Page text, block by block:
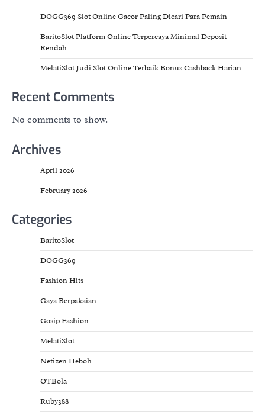
DOGG369 Slot Online Gacor Paling Dicari Para Pemain
BaritoSlot Platform Online Terpercaya Minimal Deposit
Rendah
MelatiSlot Judi Slot Online Terbaik Bonus Cashback Harian
Recent Comments
No comments to show.
Archives
April 2026
February 2026
Categories
BaritoSlot
DOGG369
Fashion Hits
Gaya Berpakaian
Gosip Fashion
MelatiSlot
Netizen Heboh
OTBola
Ruby388